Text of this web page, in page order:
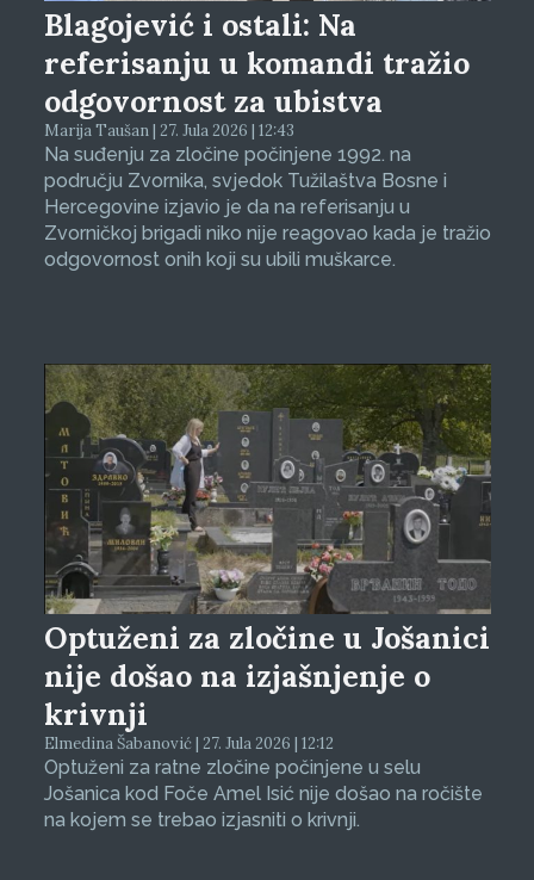
Blagojević i ostali: Na
referisanju u komandi tražio
odgovornost za ubistva
Marija Taušan | 27. Jula 2026 | 12:43
Na suđenju za zločine počinjene 1992. na
području Zvornika, svjedok Tužilaštva Bosne i
Hercegovine izjavio je da na referisanju u
Zvorničkoj brigadi niko nije reagovao kada je tražio
odgovornost onih koji su ubili muškarce.
Optuženi za zločine u Jošanici
nije došao na izjašnjenje o
krivnji
Elmedina Šabanović | 27. Jula 2026 | 12:12
Optuženi za ratne zločine počinjene u selu
Jošanica kod Foče Amel Isić nije došao na ročište
na kojem se trebao izjasniti o krivnji.